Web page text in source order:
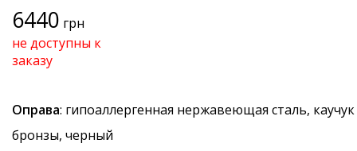
6440 грн
не доступны к
заказу
Оправа: гипоаллергенная нержавеющая сталь,
бронзы, черный